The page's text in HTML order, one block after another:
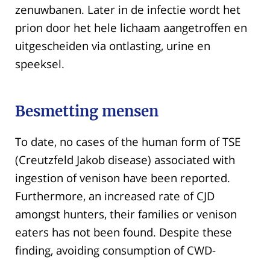
zenuwbanen. Later in de infectie wordt het
prion door het hele lichaam aangetroffen en
uitgescheiden via ontlasting, urine en
speeksel.
Besmetting mensen
To date, no cases of the human form of TSE
(Creutzfeld Jakob disease) associated with
ingestion of venison have been reported.
Furthermore, an increased rate of CJD
amongst hunters, their families or venison
eaters has not been found. Despite these
finding, avoiding consumption of CWD-